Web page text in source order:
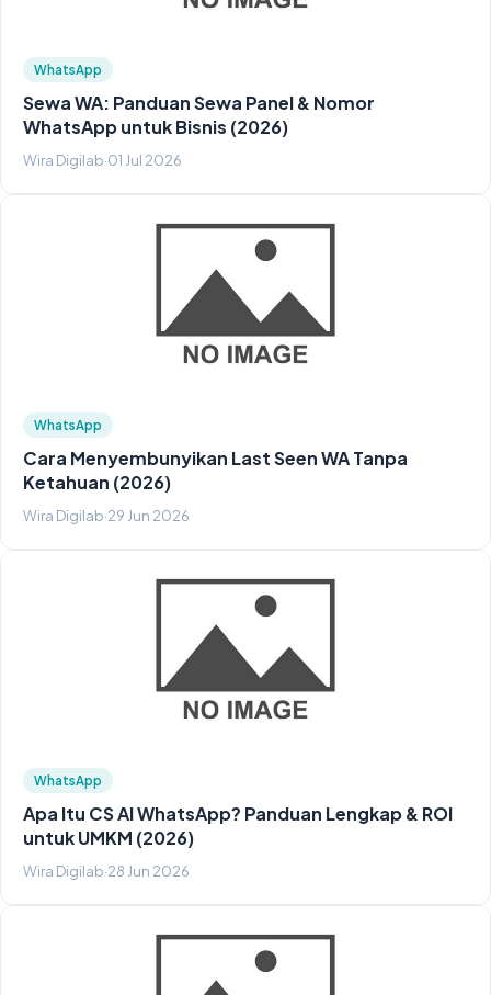
WhatsApp
Sewa WA: Panduan Sewa Panel & Nomor
WhatsApp untuk Bisnis (2026)
Wira Digilab·01 Jul 2026
WhatsApp
Cara Menyembunyikan Last Seen WA Tanpa
Ketahuan (2026)
Wira Digilab·29 Jun 2026
WhatsApp
Apa Itu CS AI WhatsApp? Panduan Lengkap & ROI
untuk UMKM (2026)
Wira Digilab·28 Jun 2026